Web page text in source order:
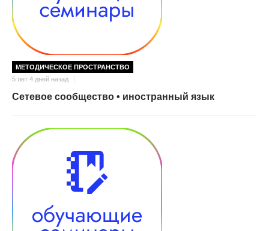
МЕТОДИЧЕСКОЕ ПРОСТРАНСТВО
5 лет 4 дней назад
Сетевое сообщество • иностранный язык